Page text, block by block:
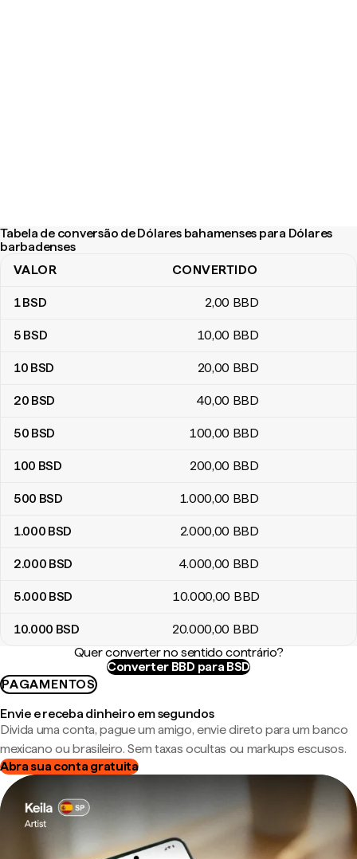
Tabela de conversão de Dólares bahamenses para Dólares
barbadenses
Tabela de conversão de Dólares bahamenses para Dólares
VALOR CONVERTIDO
1BSD 2,00 BBD
5 BSD 10,00 BBD
10 BSD 20,00 BBD
20 BSD 40,00 BBD
50 BSD 100,00 BBD
100 BSD 200,00 BBD
500 BSD 1.000,00 BBD
1.000 BSD 2.000,00 BBD
2.000 BSD 4.000,00 BBD
5.000 BSD 10.000,00 BBD
10.000 BSD 20.000,00 BBD
Quer converter no sentido contrário?
Converter BBD para BSD
PAGAMENTOS
Envie e receba dinheiro em segundos
Divida uma conta, pague um amigo, envie direto para um banco
mexicano ou brasileiro. Sem taxas ocultas ou markups escusos.
Abra sua conta gratuita